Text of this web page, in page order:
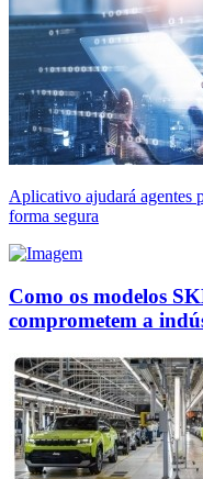
Aplicativo ajudará agentes
forma segura
Como os modelos
comprometem a